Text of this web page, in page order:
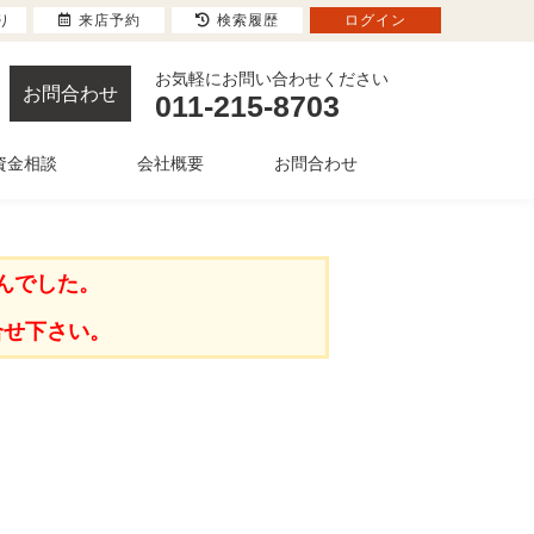
お問合わせ
お気軽にお問い合わせください
011-215-8703
金相談 会社概要 お問合わせ
した。
下さい。
来店予約 検索履歴 ログイン